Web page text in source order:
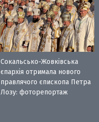
Сокальсько-Жовківська
єпархія отримала нового
правлячого єпископа Петра
Лозу: фоторепортаж